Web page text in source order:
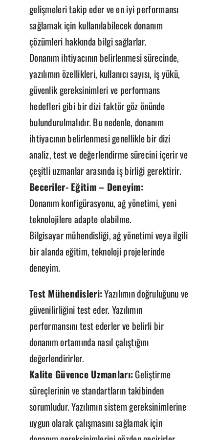
gelişmeleri takip eder ve en iyi performansı
sağlamak için kullanılabilecek donanım
çözümleri hakkında bilgi sağlarlar.
Donanım ihtiyacının belirlenmesi sürecinde,
yazılımın özellikleri, kullanıcı sayısı, iş yükü,
güvenlik gereksinimleri ve performans
hedefleri gibi bir dizi faktör göz önünde
bulundurulmalıdır. Bu nedenle, donanım
ihtiyacının belirlenmesi genellikle bir dizi
analiz, test ve değerlendirme sürecini içerir ve
çeşitli uzmanlar arasında iş birliği gerektirir.
Beceriler- Eğitim – Deneyim:
Donanım konfigürasyonu, ağ yönetimi, yeni
teknolojilere adapte olabilme.
Bilgisayar mühendisliği, ağ yönetimi veya ilgili
bir alanda eğitim, teknoloji projelerinde
deneyim.
Test Mühendisleri:Yazılımın doğruluğunu ve
güvenilirliğini test eder. Yazılımın
performansını test ederler ve belirli bir
donanım ortamında nasıl çalıştığını
değerlendirirler.
Kalite Güvence Uzmanları:Geliştirme
süreçlerinin ve standartların takibinden
sorumludur. Yazılımın sistem gereksinimlerine
uygun olarak çalışmasını sağlamak için